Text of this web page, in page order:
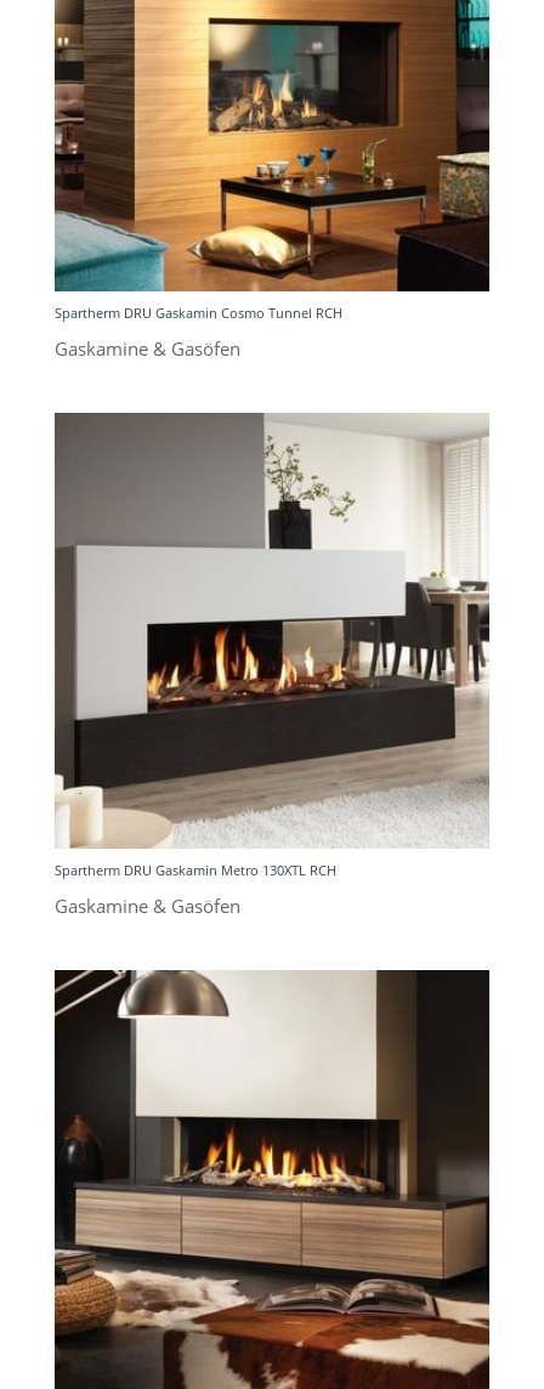
Spartherm DRU Gaskamin Cosmo Tunnel RCH
Gaskamine & Gasöfen
Spartherm DRU Gaskamin Metro 130XTL RCH
Gaskamine & Gasöfen